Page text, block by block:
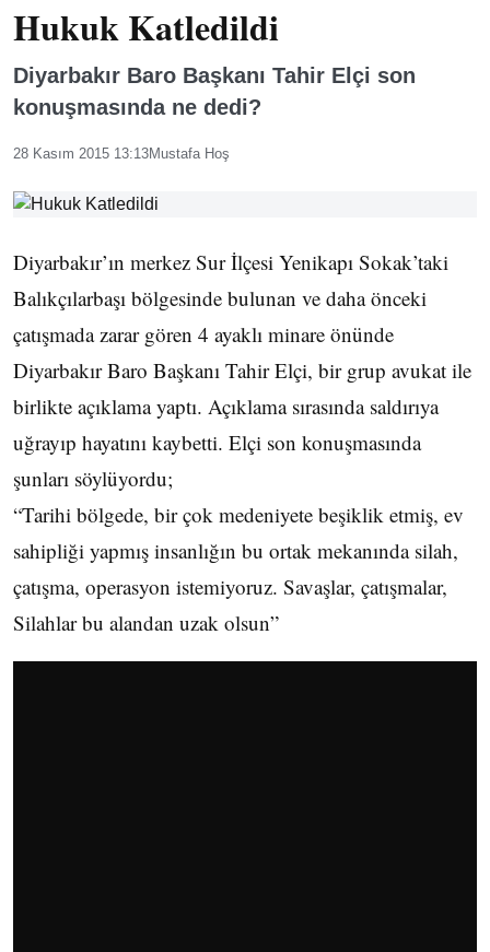
Hukuk Katledildi
Diyarbakır Baro Başkanı Tahir Elçi son
konuşmasında ne dedi?
28 Kasım 2015 13:13Mustafa Hoş
Diyarbakır’ın merkez Sur İlçesi Yenikapı Sokak’taki
Balıkçılarbaşı bölgesinde bulunan ve daha önceki
çatışmada zarar gören 4 ayaklı minare önünde
Diyarbakır Baro Başkanı Tahir Elçi, bir grup avukat ile
birlikte açıklama yaptı. Açıklama sırasında saldırıya
uğrayıp hayatını kaybetti. Elçi son konuşmasında
şunları söylüyordu;
“Tarihi bölgede, bir çok medeniyete beşiklik etmiş, ev
sahipliği yapmış insanlığın bu ortak mekanında silah,
çatışma, operasyon istemiyoruz. Savaşlar, çatışmalar,
Silahlar bu alandan uzak olsun”